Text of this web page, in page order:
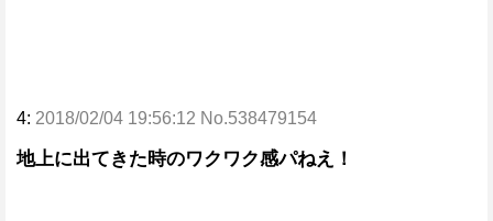
4: 2018/02/04 19:56:12 No.538479154
地上に出てきた時のワクワク感パねえ！